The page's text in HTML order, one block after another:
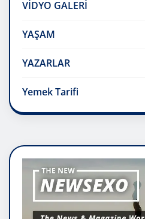
VİDYO GALERİ
YAŞAM
YAZARLAR
Yemek Tarifi